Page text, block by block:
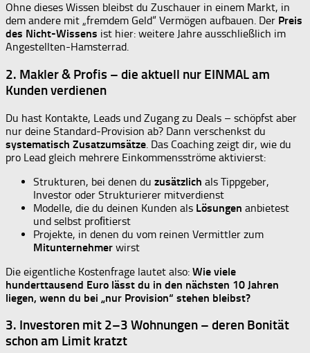
Ohne dieses Wissen bleibst du Zuschauer in einem Markt, in
dem andere mit „fremdem Geld“ Vermögen aufbauen. Der Preis
des Nicht-Wissens ist hier: weitere Jahre ausschließlich im
Angestellten-Hamsterrad.
2. Makler & Profis – die aktuell nur EINMAL am
Kunden verdienen
Du hast Kontakte, Leads und Zugang zu Deals – schöpfst aber
nur deine Standard-Provision ab? Dann verschenkst du
systematisch Zusatzumsätze . Das Coaching zeigt dir, wie du
pro Lead gleich mehrere Einkommensströme aktivierst:
Strukturen, bei denen du zusätzlich als Tippgeber,
Investor oder Strukturierer mitverdienst
Modelle, die du deinen Kunden als Lösungen anbietest
und selbst proﬁtierst
Projekte, in denen du vom reinen Vermittler zum
Mitunternehmer wirst
Die eigentliche Kostenfrage lautet also: Wie viele
hunderttausend Euro lässt du in den nächsten 10 Jahren
liegen, wenn du bei „nur Provision“ stehen bleibst?
3. Investoren mit 2–3 Wohnungen – deren Bonität
schon am Limit kratzt